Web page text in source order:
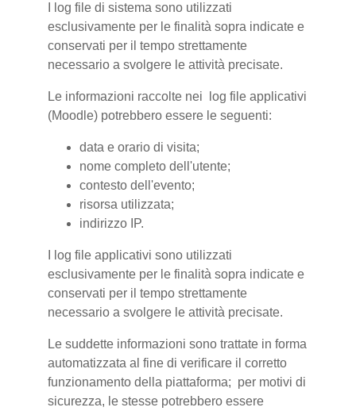
I log file di sistema sono utilizzati
esclusivamente per le finalità sopra indicate e
conservati per il tempo strettamente
necessario a svolgere le attività precisate.
Le informazioni raccolte nei log file applicativi
(Moodle) potrebbero essere le seguenti:
data e orario di visita;
nome completo dell'utente;
contesto dell'evento;
risorsa utilizzata;
indirizzo IP.
I log file applicativi sono utilizzati
esclusivamente per le finalità sopra indicate e
conservati per il tempo strettamente
necessario a svolgere le attività precisate.
Le suddette informazioni sono trattate in forma
automatizzata al fine di verificare il corretto
funzionamento della piattaforma; per motivi di
sicurezza, le stesse potrebbero essere